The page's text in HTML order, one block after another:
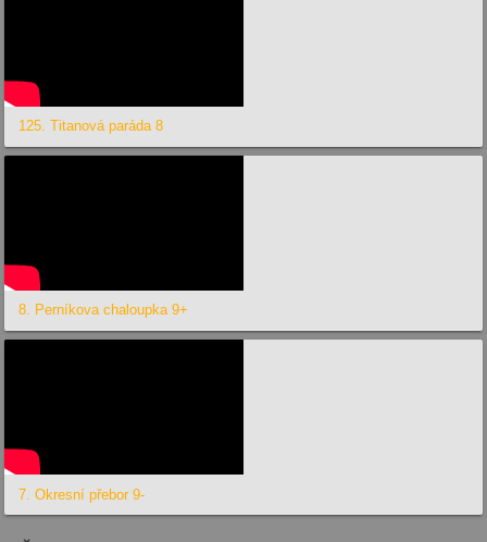
125. Titanová paráda 8
8. Perníkova chaloupka 9+
7. Okresní přebor 9-